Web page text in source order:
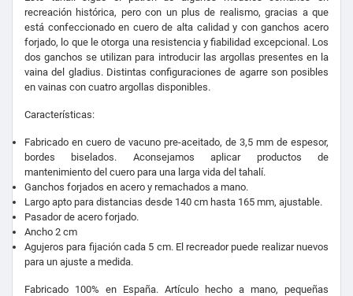
recreación histórica, pero con un plus de realismo, gracias a que
está confeccionado en cuero de alta calidad y con ganchos acero
forjado, lo que le otorga una resistencia y fiabilidad excepcional. Los
dos ganchos se utilizan para introducir las argollas presentes en la
vaina del gladius. Distintas configuraciones de agarre son posibles
en vainas con cuatro argollas disponibles.
Características:
Fabricado en cuero de vacuno pre-aceitado, de 3,5 mm de espesor,
bordes biselados. Aconsejamos aplicar productos de
mantenimiento del cuero para una larga vida del tahalí.
Ganchos forjados en acero y remachados a mano.
Largo apto para distancias desde 140 cm hasta 165 mm, ajustable.
Pasador de acero forjado.
Ancho 2 cm
Agujeros para fijación cada 5 cm. El recreador puede realizar nuevos
para un ajuste a medida.
Fabricado 100% en España. Artículo hecho a mano, pequeñas